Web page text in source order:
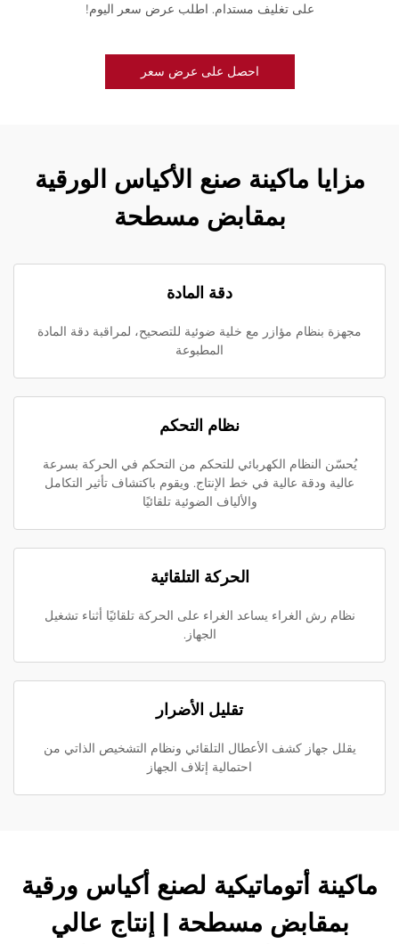
على تغليف مستدام. اطلب عرض سعر اليوم!
احصل على عرض سعر
مزايا ماكينة صنع الأكياس الورقية
بمقابض مسطحة
دقة المادة
مجهزة بنظام مؤازر مع خلية ضوئية للتصحيح، لمراقبة دقة المادة
المطبوعة
نظام التحكم
يُحسّن النظام الكهربائي للتحكم من التحكم في الحركة بسرعة
عالية ودقة عالية في خط الإنتاج. ويقوم باكتشاف تأثير التكامل
والألياف الضوئية تلقائيًا
الحركة التلقائية
نظام رش الغراء يساعد الغراء على الحركة تلقائيًا أثناء تشغيل
الجهاز.
تقليل الأضرار
يقلل جهاز كشف الأعطال التلقائي ونظام التشخيص الذاتي من
احتمالية إتلاف الجهاز
ماكينة أتوماتيكية لصنع أكياس ورقية
بمقابض مسطحة | إنتاج عالي